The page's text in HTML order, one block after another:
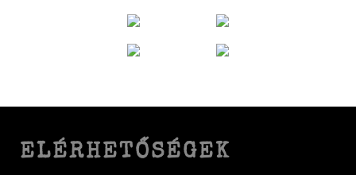
ELÉRHETŐSÉGEK